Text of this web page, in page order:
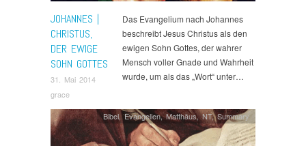
JOHANNES |
CHRISTUS,
DER EWIGE
SOHN GOTTES
31. Mai 2014
grace
Das Evangelium nach Johannes
beschreibt Jesus Christus als den
ewigen Sohn Gottes, der wahrer
Mensch voller Gnade und Wahrheit
wurde, um als das „Wort“ unter…
Bibel,Evangelien,Matthäus,NT,Summary